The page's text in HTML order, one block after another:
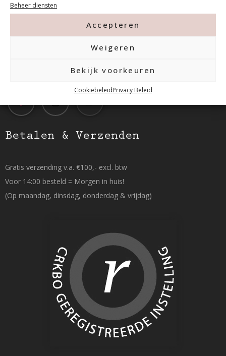
Beheer diensten
Accepteren
Weigeren
Bekijk voorkeuren
CookiebeleidPrivacy Beleid
Tanthofdreef 7 2623 EW Delft
Betalen & Verzenden
Gratis verzending v.a. €100,- excl. btw
Voor 14:00 besteld = Morgen in huis!
(Op maandag, dinsdag, donderdag & vrijdag)